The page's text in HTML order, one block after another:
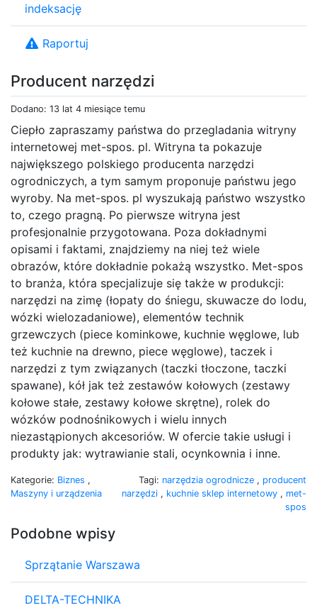
Producent narzędzi
Dodano: 13 lat 4 miesiące temu
Ciepło zapraszamy państwa do przegladania witryny
internetowej met-spos. pl. Witryna ta pokazuje
największego polskiego producenta narzędzi
ogrodniczych, a tym samym proponuje państwu jego
wyroby. Na met-spos. pl wyszukają państwo wszystko
to, czego pragną. Po pierwsze witryna jest
profesjonalnie przygotowana. Poza dokładnymi
opisami i faktami, znajdziemy na niej też wiele
obrazów, które dokładnie pokażą wszystko. Met-spos
to branża, która specjalizuje się także w produkcji:
narzędzi na zimę (łopaty do śniegu, skuwacze do lodu,
wózki wielozadaniowe), elementów technik
grzewczych (piece kominkowe, kuchnie węglowe, lub
też kuchnie na drewno, piece węglowe), taczek i
narzędzi z tym związanych (taczki tłoczone, taczki
spawane), kół jak też zestawów kołowych (zestawy
kołowe stałe, zestawy kołowe skrętne), rolek do
wózków podnośnikowych i wielu innych
niezastąpionych akcesoriów. W ofercie takie usługi i
produkty jak: wytrawianie stali, ocynkownia i inne.
Kategorie: Biznes ,
Maszyny i urządzenia
Tagi: narzędzia ogrodnicze , producent
narzędzi , kuchnie sklep internetowy , met-
spos
Podobne wpisy
Sprzątanie Warszawa
DELTA-TECHNIKA
indeksację
Raportuj